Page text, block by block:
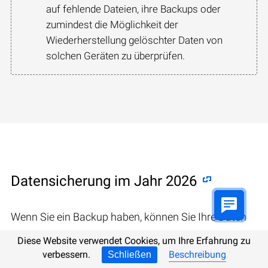
auf fehlende Dateien, ihre Backups oder
zumindest die Möglichkeit der
Wiederherstellung gelöschter Daten von
solchen Geräten zu überprüfen.
Datensicherung im Jahr 2026
Wenn Sie ein Backup haben, können Sie Ihre Daten
zu den niedrigsten Kosten wiederherstellen.
Diese Website verwendet Cookies, um Ihre Erfahrung zu
verbessern.
Schließen Beschreibung